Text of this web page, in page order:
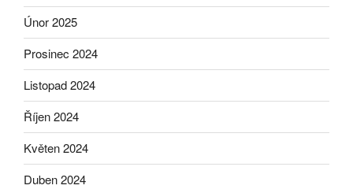
Únor 2025
Prosinec 2024
Listopad 2024
Říjen 2024
Květen 2024
Duben 2024